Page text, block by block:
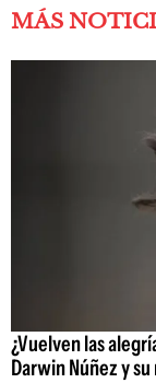
MÁS
¿Vuelven las
Darwin Núñez y